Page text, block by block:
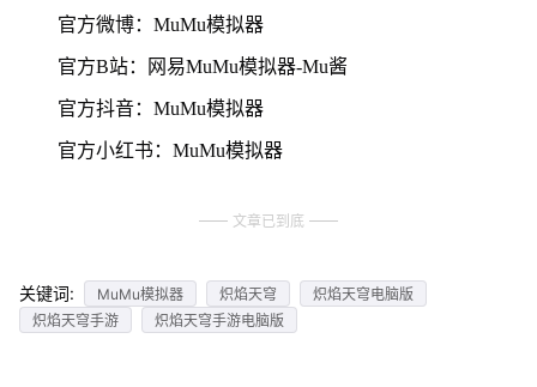
官方微博：MuMu模拟器
官方B站：网易MuMu模拟器-Mu酱
官方抖音：MuMu模拟器
官方小红书：MuMu模拟器
文章已到底
关键词: MuMu模拟器 炽焰天穹
炽焰天穹电脑版
炽焰天穹手游
炽焰天穹手游电脑版